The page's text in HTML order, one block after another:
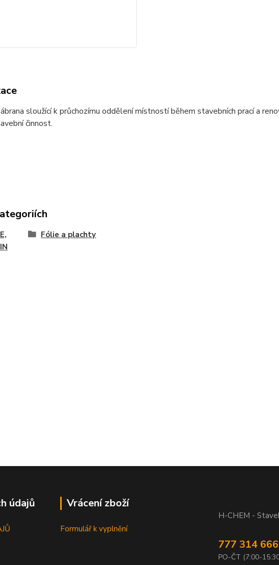
sloužící k průchozímu oddělení místností během stavebních prací a
činnost.
Fólie a plachty
údajů Vrácení zboží
Formulář k vyplnění
H-CHEM -
777 314 666
PO-ČT (7:00-